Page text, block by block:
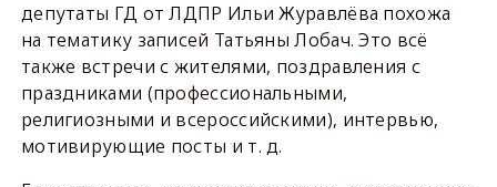
депутаты ГД от ЛДПР Ильи Журавлёва похожа
на тематику записей Татьяны Лобач. Это всё
также встречи с жителями, поздравления с
праздниками (профессиональными,
религиозными и всероссийскими), интервью,
мотивирующие посты и т. д.